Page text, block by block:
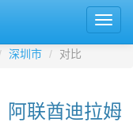
深圳市 对比
联酋迪拉姆